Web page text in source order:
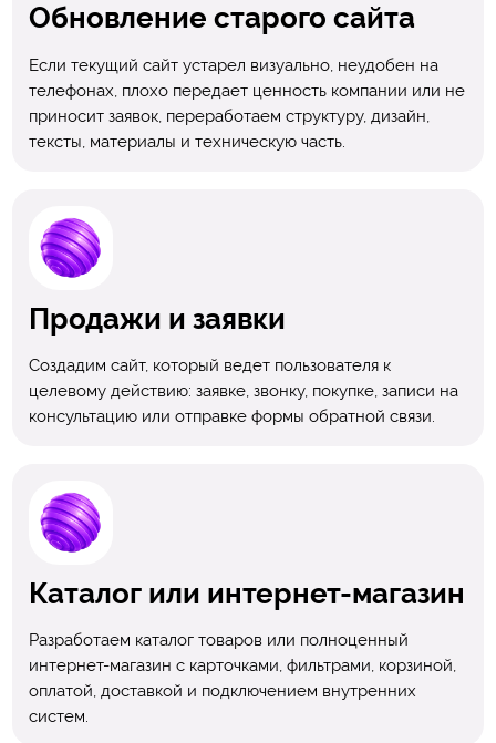
Обновление старого сайта
Если текущий сайт устарел визуально, неудобен на
телефонах, плохо передает ценность компании или не
приносит заявок, переработаем структуру, дизайн,
тексты, материалы и техническую часть.
Продажи и заявки
Создадим сайт, который ведет пользователя к
целевому действию: заявке, звонку, покупке, записи на
консультацию или отправке формы обратной связи.
Каталог или интернет-магазин
Разработаем каталог товаров или полноценный
интернет-магазин с карточками, фильтрами, корзиной,
оплатой, доставкой и подключением внутренних
систем.